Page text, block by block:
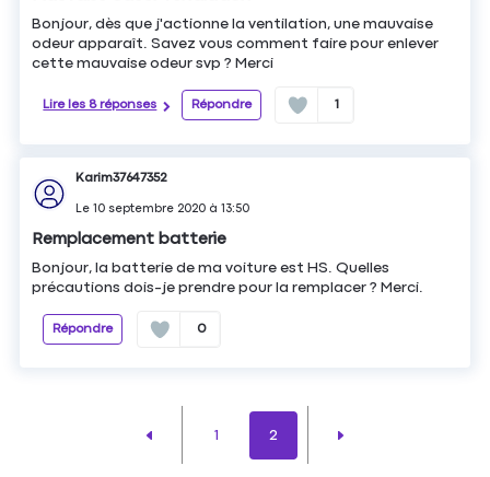
Bonjour, dès que j'actionne la ventilation, une mauvaise
odeur apparaît. Savez vous comment faire pour enlever
cette mauvaise odeur svp ? Merci
Lire les 8 réponses Répondre 1
Karim37647352
Le10 septembre 2020 à13:50
Remplacement batterie
Bonjour, la batterie de ma voiture est HS. Quelles
précautions dois-je prendre pour la remplacer ? Merci.
Répondre 0
1 2